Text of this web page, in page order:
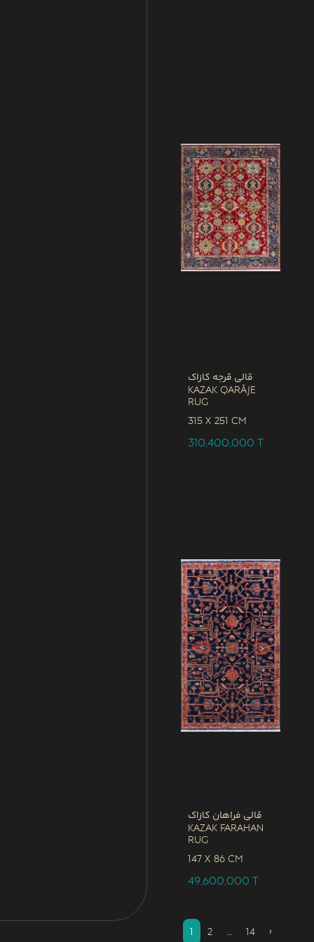
قالی قرجه کازاک
Kazak Qarāje
Rug
315 x 251 CM
310,400,000T
قالی فراهان کازاک
Kazak Farahan
Rug
147 x 86 CM
49,600,000T
1 2 … 14 ›